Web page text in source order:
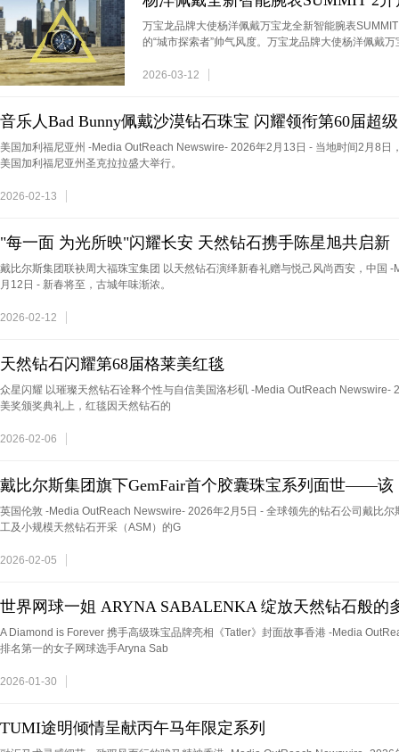
万宝龙品牌大使杨洋佩戴万宝龙全新智能腕表
的“城市探索者”帅气风度。万宝龙品牌大使杨洋佩戴
2026-03-12
音乐人Bad Bunny佩戴沙漠钻石珠宝 闪耀领衔第60届超级
美国加利福尼亚州 -Media OutReach Newswire- 2026年2月13日 - 当地时间2月8日
美国加利福尼亚州圣克拉拉盛大举行。
2026-02-13
"每一面 为光所映"闪耀长安 天然钻石携手陈星旭共启新
戴比尔斯集团联袂周大福珠宝集团 以天然钻石演绎新春礼赠与悦己风尚西安，中国
月12日 - 新春将至，古城年味渐浓。
2026-02-12
天然钻石闪耀第68届格莱美红毯
众星闪耀 以璀璨天然钻石诠释个性与自信美国洛杉矶 -Media OutReach Newswire-
美奖颁奖典礼上，红毯因天然钻石的
2026-02-06
戴比尔斯集团旗下GemFair首个胶囊珠宝系列面世——该
英国伦敦 -Media OutReach Newswire- 2026年2月5日 - 全球领先的钻石公司戴比
工及小规模天然钻石开采（ASM）的G
2026-02-05
世界网球一姐 ARYNA SABALENKA 绽放天然钻石般的
A Diamond is Forever 携手高级珠宝品牌亮相《Tatler》封面故事香港 -Media
排名第一的女子网球选手Aryna Sab
2026-01-30
TUMI途明倾情呈献丙午马年限定系列